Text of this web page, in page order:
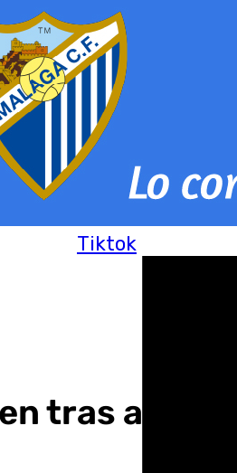
Tiktok
tras